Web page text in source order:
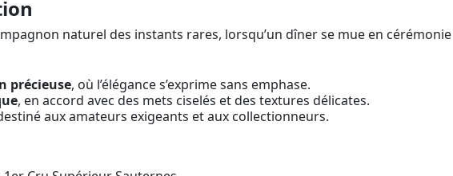
naturel des instants rares, lorsqu’un dîner se mue en
précieuse, où l’élégance s’exprime sans emphase.
, en accord avec des mets ciselés et des textures délicates.
aux amateurs exigeants et aux collectionneurs.